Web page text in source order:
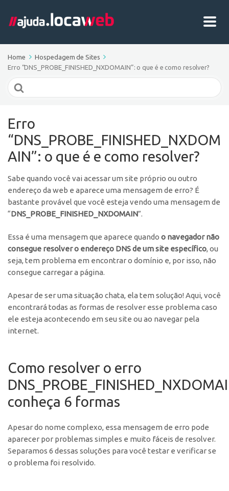
Home
Hospedagem de Sites
Erro “DNS_PROBE_FINISHED_NXDOMAIN”: o que é e como resolver?
Search
For
Erro
“DNS_PROBE_FINISHED_NXDOM
AIN”: o que é e como resolver?
Sabe quando você vai acessar um site próprio ou outro
endereço da web e aparece uma mensagem de erro? É
bastante provável que você esteja vendo uma mensagem de
“DNS_PROBE_FINISHED_NXDOMAIN”.
Essa é uma mensagem que aparece quando o navegador não
consegue resolver o endereço DNS de um site específico, ou
seja, tem problema em encontrar o domínio e, por isso, não
consegue carregar a página.
Apesar de ser uma situação chata, ela tem solução! Aqui, você
encontrará todas as formas de resolver esse problema caso
ele esteja acontecendo em seu site ou ao navegar pela
internet.
Como resolver o erro
conheça 6 formas
Apesar do nome complexo, essa mensagem de erro pode
aparecer por problemas simples e muito fáceis de resolver.
Separamos 6 dessas soluções para você testar e verificar se
o problema foi resolvido.